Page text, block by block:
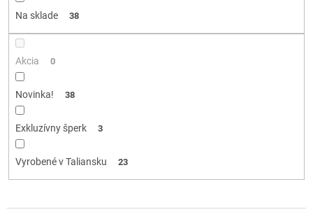
Na sklade 38
Akcia 0
Novinka! 38
Exkluzívny šperk 3
Vyrobené v Taliansku 23